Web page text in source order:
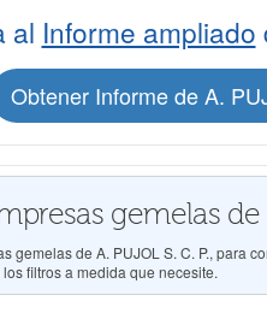
al Informe ampliado
Obtener Informe de A.
gemelas de
gemelas de A. PUJOL S. C. P., para
filtros a medida que necesite.